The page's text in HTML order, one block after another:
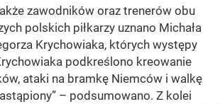
także zawodników oraz trenerów obu
polskich piłkarzy uznano Michała
Krychowiaka, których występy
podkreślono kreowanie
ataki na bramkę Niemców i walkę
– podsumowano. Z kolei